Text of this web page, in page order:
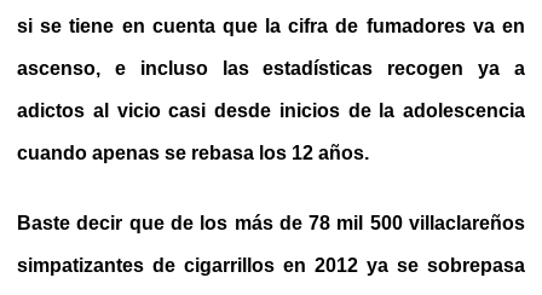
si se tiene en cuenta que la cifra de fumadores va en
ascenso, e incluso las estadísticas recogen ya a
adictos al vicio casi desde inicios de la adolescencia
cuando apenas se rebasa los 12 años.
Baste decir que de los más de 78 mil 500 villaclareños
simpatizantes de cigarrillos en 2012 ya se sobrepasa